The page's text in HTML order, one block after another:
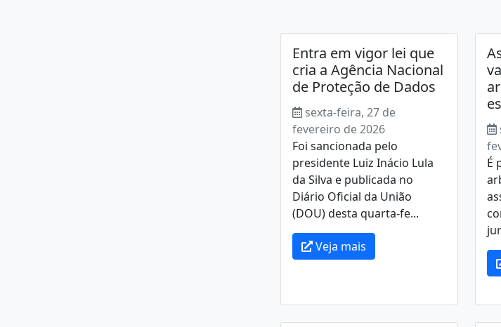
Entra em vigor lei que
cria a Agência Nacional
de Proteção de Dados
sexta-feira, 27 de
fevereiro de 2026
Foi sancionada pelo
presidente Luiz Inácio Lula
da Silva e publicada no
Diário Oficial da União
(DOU) desta quarta-fe...
Veja mais
É